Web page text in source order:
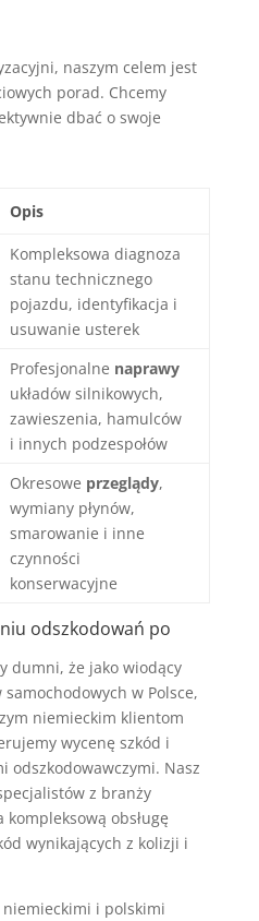
naszym celem jest
porad. Chcemy
dbać o swoje
Opis
Kompleksowa diagnoza
stanu technicznego
pojazdu, identyfikacja i
usuwanie usterek
Profesjonalne naprawy
układów silnikowych,
zawieszenia, hamulców
i innych podzespołów
Okresowe przeglądy,
wymiany płynów,
smarowanie i inne
czynności
konserwacyjne
odszkodowań po
dumni, że jako wiodący
w Polsce,
niemieckim klientom
wycenę szkód i
odszkodowawczymi. Nasz
z branży
obsługę
wynikających z kolizji i
niemieckimi i polskimi